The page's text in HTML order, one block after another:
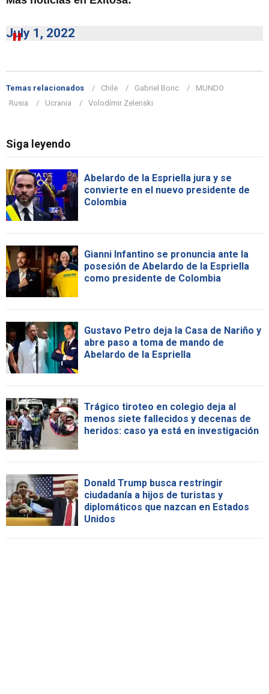
July 1, 2022
Temas relacionados Chile Gabriel Boric
MUNDO
Rusia
Ucrania Volodímir Zelenski
Siga leyendo
Abelardo de la Espriella jura y se
convierte en el nuevo presidente de
Colombia
Gianni Infantino se pronuncia ante la
posesión de Abelardo de la Espriella
como presidente de Colombia
Gustavo Petro deja la Casa de Nariño y
abre paso a toma de mando de
Abelardo de la Espriella
Trágico tiroteo en colegio deja al
menos siete fallecidos y decenas de
heridos: caso ya está en investigación
Donald Trump busca restringir
ciudadanía a hijos de turistas y
diplomáticos que nazcan en Estados
Unidos